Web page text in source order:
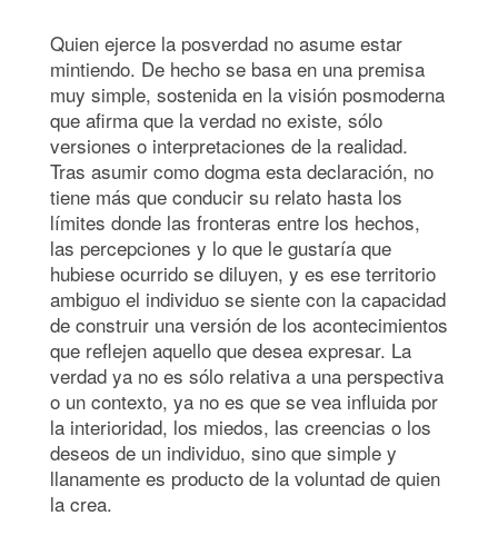
Quien ejerce la posverdad no asume estar
mintiendo. De hecho se basa en una premisa
muy simple, sostenida en la visión posmoderna
que afirma que la verdad no existe, sólo
versiones o interpretaciones de la realidad.
Tras asumir como dogma esta declaración, no
tiene más que conducir su relato hasta los
límites donde las fronteras entre los hechos,
las percepciones y lo que le gustaría que
hubiese ocurrido se diluyen, y es ese territorio
ambiguo el individuo se siente con la capacidad
de construir una versión de los acontecimientos
que reflejen aquello que desea expresar. La
verdad ya no es sólo relativa a una perspectiva
o un contexto, ya no es que se vea influida por
la interioridad, los miedos, las creencias o los
deseos de un individuo, sino que simple y
llanamente es producto de la voluntad de quien
la crea.